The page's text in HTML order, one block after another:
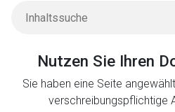
Nutzen Sie Ihren
Sie haben eine Seite
verschreibungspflichtige